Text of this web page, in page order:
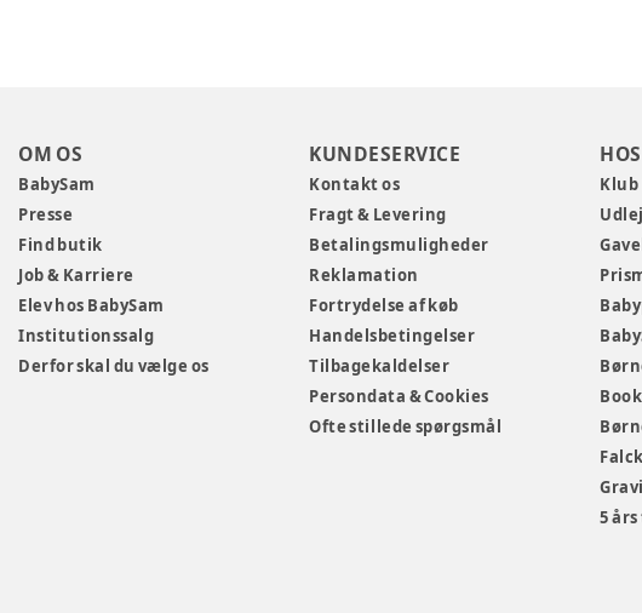
OM OS
BabySam
Presse
Find butik
Job & Karriere
Elev hos BabySam
Institutionssalg
Derfor skal du vælge os
KUNDESERVICE
Kontakt os
Fragt & Levering
Betalingsmuligheder
Reklamation
Fortrydelse af køb
Handelsbetingelser
Tilbagekaldelser
Persondata & Cookies
Ofte stillede spørgsmål
Klub
5